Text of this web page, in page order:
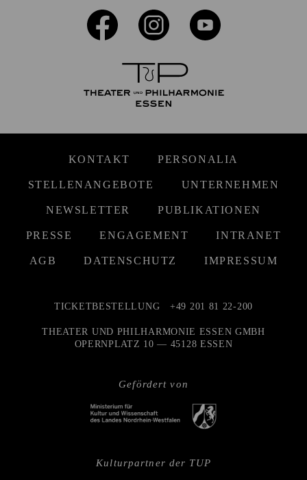
KONTAKT PERSONALIA
STELLENANGEBOTE UNTERNEHMEN
NEWSLETTER PUBLIKATIONEN
PRESSE ENGAGEMENT INTRANET
AGB DATENSCHUTZ IMPRESSUM
Gefördert von
TICKETBESTELLUNG +49 201 81 22-200
THEATER UND PHILHARMONIE ESSEN GMBH
OPERNPLATZ 10 — 45128 ESSEN
Kulturpartner der TUP